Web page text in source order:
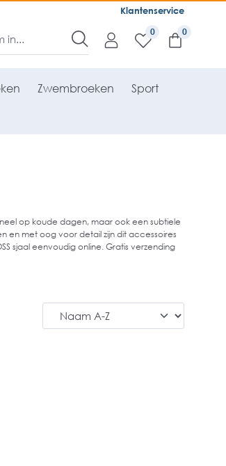
Klantenservice
0
Zwembroeken Sport
op koude dagen, maar ook een subtiele
en met oog voor detail zijn dit accessoires
sjaal eenvoudig online. Gratis verzending